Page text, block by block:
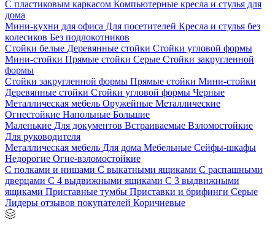
С пластиковым каркасом Компьютерные кресла и стулья для
дома
Мини-кухни для офиса Для посетителей Кресла и стулья без
колесиков Без подлокотников
Стойки белые Деревянные стойки Стойки угловой формы
Мини-стойки Прямые стойки Серые Стойки закругленной
формы
Стойки закругленной формы Прямые стойки Мини-стойки
Деревянные стойки Стойки угловой формы Черные
Металлическая мебель Оружейные Металлические
Огнестойкие Напольные Большие
Маленькие Для документов Встраиваемые Взломостойкие
Для руководителя
Металлическая мебель Для дома Мебельные Сейфы-шкафы
Недорогие Огне-взломостойкие
С полками и нишами С выкатными ящиками С распашными
дверцами С 4 выдвижными ящиками С 3 выдвижными
ящиками Приставные тумбы Приставки и брифинги Серые
Лидеры отзывов покупателей Коричневые